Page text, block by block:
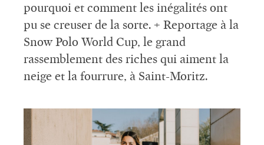
pourquoi et comment les inégalités ont
pu se creuser de la sorte. + Reportage à la
Snow Polo World Cup, le grand
rassemblement des riches qui aiment la
neige et la fourrure, à Saint-Moritz.